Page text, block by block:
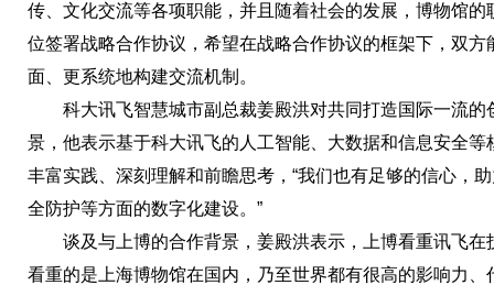
传、文化交流等各项职能，并且随着社会的发展，博物馆
位签署战略合作协议，希望在战略合作协议的框架下，双
面、更系统地构建交流机制。
科大讯飞智慧城市副总裁姜殿洪对共同打造国际一流的
景，他表示基于科大讯飞的人工智能、大数据和信息安全
丰富实践、深刻理解和前瞻思考，“我们也有足够的信心，
全防护等方面的数字化建设。”
谈及与上博的合作背景，姜殿洪表示，上博看重讯飞在
看重的是上海博物馆在国内，乃至世界都有很高的影响力